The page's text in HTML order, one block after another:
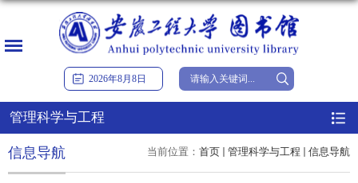
2026年8月8日
管理科学与工程
当前位置： 首页 管理科学与工程 信息导航
信息导航